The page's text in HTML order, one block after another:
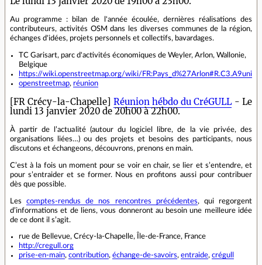
Au programme : bilan de l'année écoulée, dernières réalisations des
contributeurs, activités OSM dans les diverses communes de la région,
échanges d'idées, projets personnels et collectifs, bavardages.
TC Garisart, parc d'activités économiques de Weyler, Arlon, Wallonie,
Belgique
https://wiki.openstreetmap.org/wiki/
openstreetmap, réunion
[FR Crécy-la-Chapelle] Réunion hébdo du CréGULL- Le
lundi 13 janvier 2020 de 20h00 à 22h00.
À partir de l’actualité (autour du logiciel libre, de la vie privée, des
organisations liées…) ou des projets et besoins des participants, nous
discutons et échangeons, découvrons, prenons en main.
C’est à la fois un moment pour se voir en chair, se lier et s’entendre, et
pour s’entraider et se former. Nous en profitons aussi pour contribuer
dès que possible.
Lescomptes-rendus de nos rencontres précédentes, qui regorgent
d’informations et de liens, vous donneront au besoin une meilleure idée
de ce dont il s’agit.
rue de Bellevue, Crécy-la-Chapelle, Île-de-France, France
http://cregull.org
prise-en-main, contribution, échange-de-savoirs, entraide, crégull